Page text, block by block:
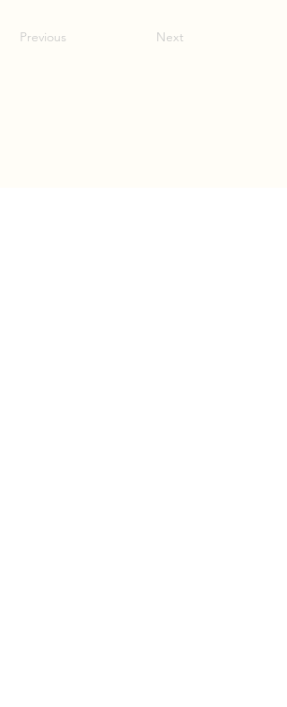
Previous Next